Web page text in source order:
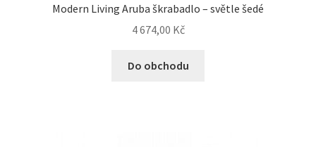
Modern Living Aruba škrabadlo – světle šedé
4 674,00 Kč
Do obchodu